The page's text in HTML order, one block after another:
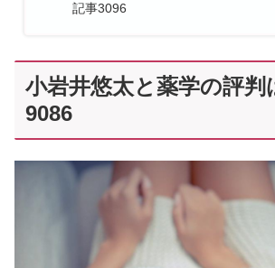
記事3096
小岩井悠太と薬学の評判
9086